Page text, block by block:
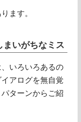
ます。
いがちなミス
いろいろあるの
アログを無自覚
ターンからご紹